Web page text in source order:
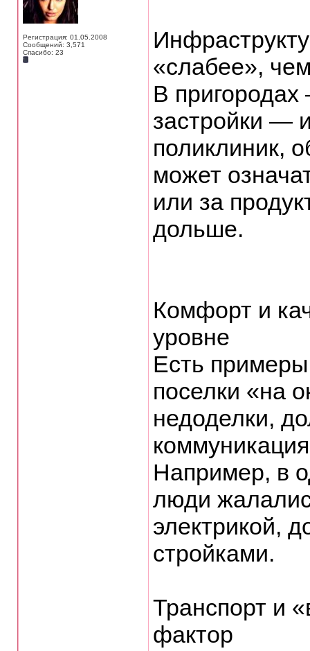
Регистрация: 01.05.2008
Сообщений: 3,571
Спасибо: 23
«слабее»,
В
застройки —
поликлиник,
может
или за
дольше.
Комфорт и
уровне
Есть
поселки «на
недоделки,
Например, в
люди
электрикой,
стройками.
Транспорт и
фактор